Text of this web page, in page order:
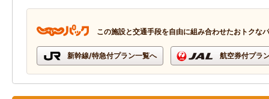
この施設と交通手段を自由に組み合わせたおトクな
新幹線/特急付プラン一覧へ 航空券付プラ